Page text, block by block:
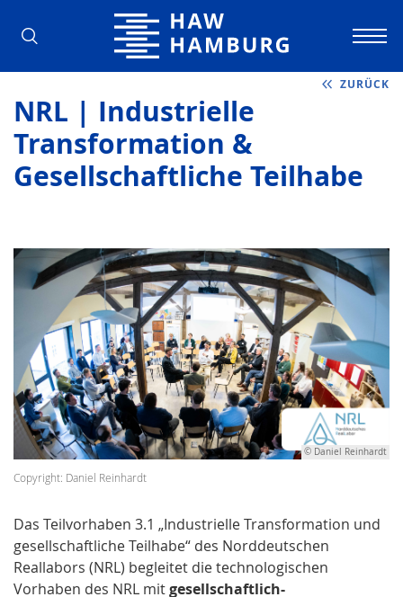
Hochschule für Angewandte
ZURÜCK
NRL | Industrielle
Transformation &
Gesellschaftliche Teilhabe
© Daniel Reinhardt
Copyright: Daniel Reinhardt
Das Teilvorhaben 3.1 „Industrielle Transformation und
gesellschaftliche Teilhabe“ des Norddeutschen
Reallabors (NRL) begleitet die technologischen
Vorhaben des NRL mitgesellschaftlich-